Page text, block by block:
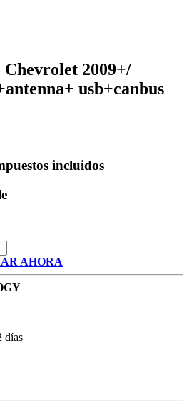
2009+/
usb+canbus
incluidos
AHORA
días